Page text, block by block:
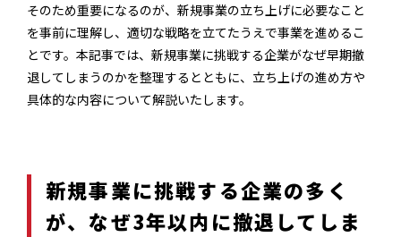
そのため重要になるのが、新規事業の立ち上げに必要なこと
を事前に理解し、適切な戦略を立てたうえで事業を進めるこ
とです。本記事では、新規事業に挑戦する企業がなぜ早期撤
退してしまうのかを整理するとともに、立ち上げの進め方や
具体的な内容について解説いたします。
新規事業に挑戦する企業の多く
が、なぜ3年以内に撤退してしま